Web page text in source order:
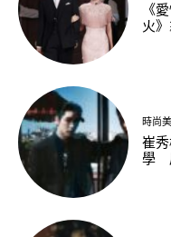
《
火
時尚
崔
學